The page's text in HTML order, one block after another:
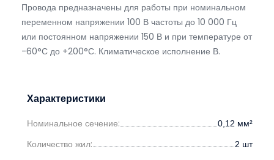
Провода предназначены для работы при номинальном
переменном напряжении 100 В частоты до 10 000 Гц
или постоянном напряжении 150 В и при температуре от
-60°С до +200°С. Климатическое исполнение В.
Характеристики
Номинальное сечение: 0,12 мм²
Количество жил: 2 шт